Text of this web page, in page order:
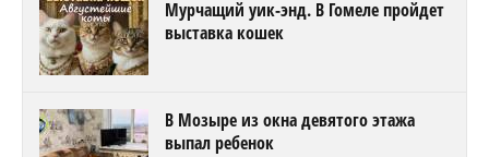
Мурчащий уик-энд. В Гомеле пройдет
выставка кошек
В Мозыре из окна девятого этажа
выпал ребенок